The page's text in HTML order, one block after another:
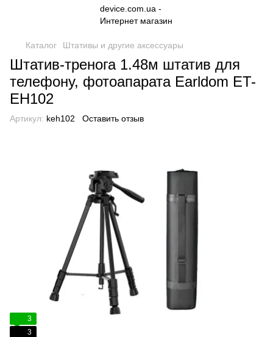
Каталог Штативы и другие аксессуары
Штатив-тренога 1.48м штатив для
телефону, фотоапарата Earldom ET-
EH102
Артикул: keh102 Оставить отзыв
3
3